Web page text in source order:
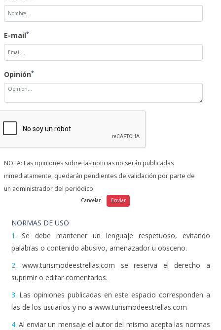
*
Opinión *
NOTA: Las opiniones sobre las noticias no serán publicadas
inmediatamente, quedarán pendientes de validación por parte de
un administrador del periódico.
Se debe mantener un lenguaje respetuoso, evitando
palabras o contenido abusivo, amenazador u obsceno.
suprimir o editar comentarios.
Las opiniones publicadas en este espacio corresponden a
las de los usuarios y no a www.turismodeestrellas.com